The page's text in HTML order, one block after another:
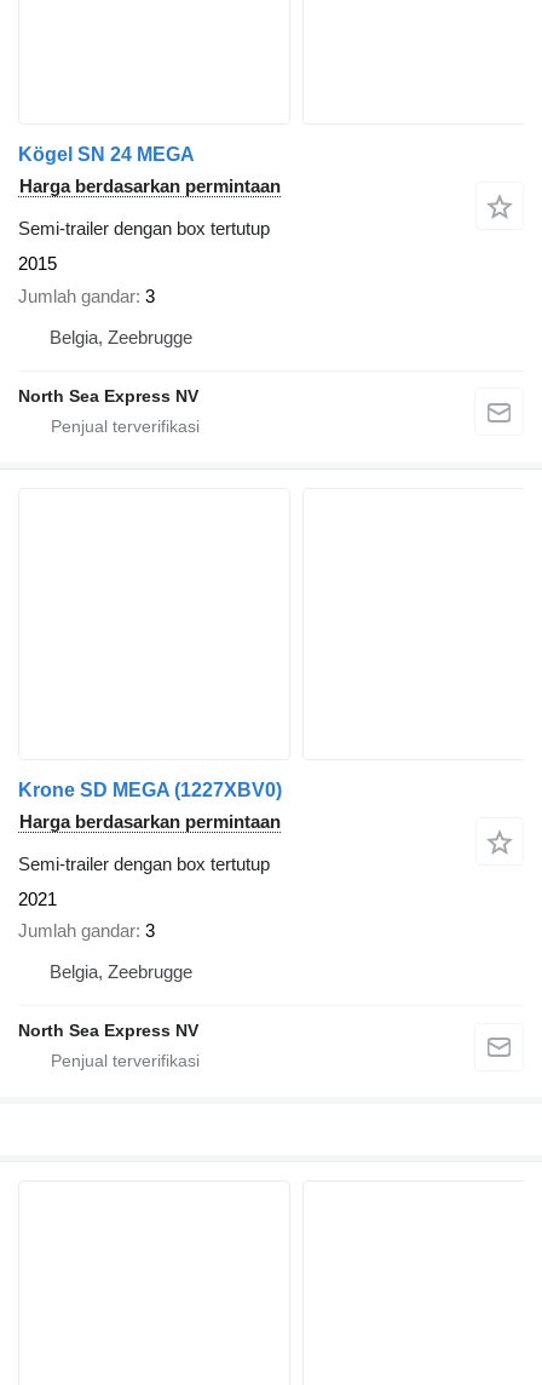
Kögel SN 24 MEGA
Harga berdasarkan permintaan
Semi-trailer dengan box tertutup
2015
Jumlah gandar 3
Belgia, Zeebrugge
North Sea Express NV
Krone SD MEGA (1227XBV0)
Harga berdasarkan permintaan
Semi-trailer dengan box tertutup
2021
Jumlah gandar 3
Belgia, Zeebrugge
North Sea Express NV